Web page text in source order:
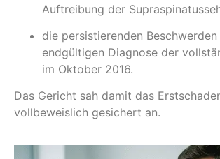
Auftreibung der
die persistierenden
endgültigen Diagnose der
im Oktober 2016.
Das Gericht sah damit das
vollbeweislich gesichert an.